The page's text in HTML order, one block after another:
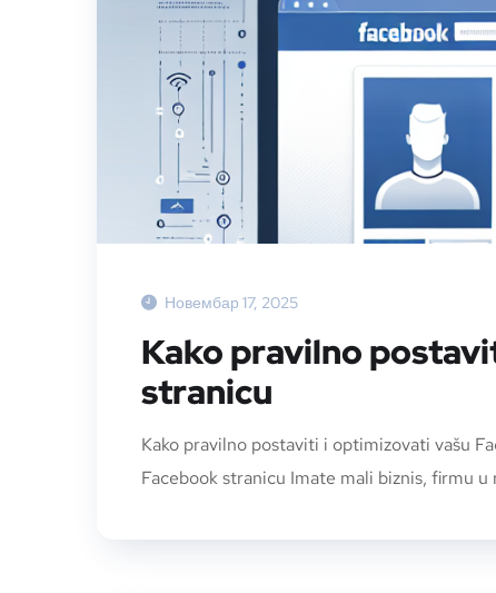
Новембар 17, 2025
Kako pravilno
stranicu
Kako pravilno postaviti i optimizovati vašu
Facebook stranicu Imate mali biznis, firmu